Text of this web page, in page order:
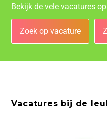
Bekijk de vele vacatures
Zoek op vacature
Vacatures bij de